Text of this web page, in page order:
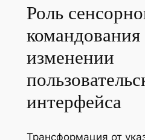
Роль
командования
изменении
интерфейса
Трансформация от